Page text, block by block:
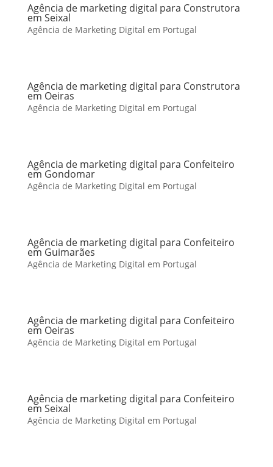
Agência de marketing digital para Construtora
em Seixal
Agência de Marketing Digital em Portugal
Agência de marketing digital para Construtora
em Oeiras
Agência de Marketing Digital em Portugal
Agência de marketing digital para Confeiteiro
em Gondomar
Agência de Marketing Digital em Portugal
Agência de marketing digital para Confeiteiro
em Guimarães
Agência de Marketing Digital em Portugal
Agência de marketing digital para Confeiteiro
em Oeiras
Agência de Marketing Digital em Portugal
Agência de marketing digital para Confeiteiro
em Seixal
Agência de Marketing Digital em Portugal